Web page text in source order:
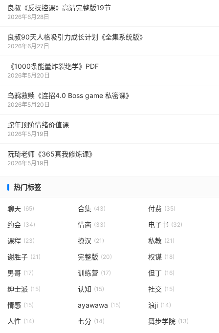
良叔《反操控课》高清完整版19节
2026年6月28日
良叔90天人格吸引力成长计划《全集系统版》
2026年6月27日
《1000‮能条‬‎量‮裂炸‬‎绝学》PDF
2026年5月20日
乌鸦救赎《连招4.0 Boss game 私密课》
2026年5月20日
蛇年顶阶情绪价值课
2026年5月19日
阮琦老师《365真我修炼课》
2026年5月19日
热门标签
聊天 (65) 合集 (43) 付费 (35)
约会 (34) 情商 (33) 电子书 (32)
课程 (23) 撩汉 (21) 私教 (21)
谢胜子 (21) 完整版 (20) 权谋 (18)
男哥 (17) 训练营 (17) 但丁 (16)
绅士派 (15) 认知 (15) 社交 (15)
情感 (15) ayawawa (15) 浪ji (14)
人性 (14) 七分 (14) 舞步学院 (13)